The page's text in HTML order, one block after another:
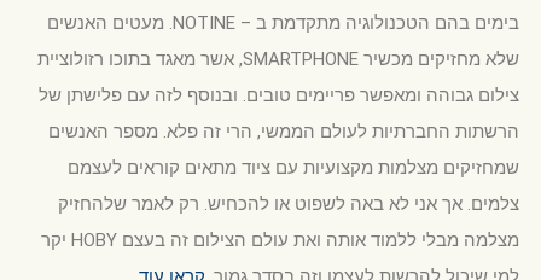
בימים בהם הטכנולוגיה מתקדמת ב – NOTINE. מעטים האנשים
שלא מחזיקים מכשיר SMARTPHONE, אשר מאגד בתוכו רזולוציית
צילום גבוהה ומאפשר פריימים טובים. ובנוסף לזה עם פלישתן של
הרשתות החברתיות לעולם הממשי, הרי זה פלא. מספר האנשים
שמחזיקים מצלמות מקצועיות עם ציוד מתאים קוראים לעצמם
צלמים. אך אני לא באה לשפוט או להכחיש. רק לאמר שלהחזיק
מצלמה מבלי ללמוד אותה ואת עולם הצילום זה בעצם HOBY יקר